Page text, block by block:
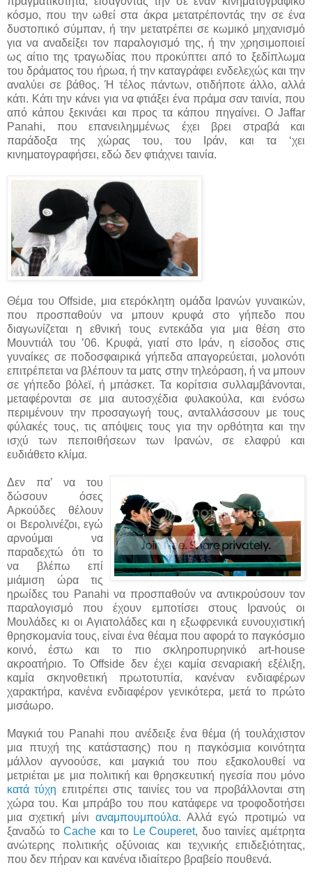
κόσμο, που την ωθεί στα άκρα μετατρέποντάς την σε ένα
δυστοπικό σύμπαν, ή την μετατρέπει σε κωμικό μηχανισμό
για να αναδείξει τον παραλογισμό της, ή την χρησιμοποιεί
ως αίτιο της τραγωδίας που προκύπτει από το ξεδίπλωμα
του δράματος του ήρωα, ή την καταγράφει ενδελεχώς και την
αναλύει σε βάθος. Ή τέλος πάντων, οτιδήποτε άλλο, αλλά
κάτι. Κάτι την κάνει για να φτιάξει ένα πράμα σαν ταινία, που
από κάπου ξεκινάει και προς τα κάπου πηγαίνει. Ο Jaffar
Panahi, που επανειλημμένως έχει βρει στραβά και
παράδοξα της χώρας του, του Ιράν, και τα ‘χει
κινηματογραφήσει, εδώ δεν φτιάχνει ταινία.
Θέμα του Offside, μια ετερόκλητη ομάδα Ιρανών γυναικών,
που προσπαθούν να μπουν κρυφά στο γήπεδο που
διαγωνίζεται η εθνική τους εντεκάδα για μια θέση στο
Μουντιάλ του ’06. Κρυφά, γιατί στο Ιράν, η είσοδος στις
γυναίκες σε ποδοσφαιρικά γήπεδα απαγορεύεται, μολονότι
επιτρέπεται να βλέπουν τα ματς στην τηλεόραση, ή να μπουν
σε γήπεδο βόλεϊ, ή μπάσκετ. Τα κορίτσια συλλαμβάνονται,
μεταφέρονται σε μια αυτοσχέδια φυλακούλα, και ενόσω
περιμένουν την προσαγωγή τους, ανταλλάσσουν με τους
φύλακές τους, τις απόψεις τους για την ορθότητα και την
ισχύ των πεποιθήσεων των Ιρανών, σε ελαφρύ και
ευδιάθετο κλίμα.
Δεν πα’ να του
δώσουν όσες
Αρκούδες θέλουν
οι Βερολινέζοι, εγώ
αρνούμαι να
παραδεχτώ ότι το
να βλέπω επί
μιάμιση ώρα τις
ηρωίδες του Panahi να προσπαθούν να αντικρούσουν τον
παραλογισμό που έχουν εμποτίσει στους Ιρανούς οι
Μουλάδες κι οι Αγιατολάδες και η εξωφρενικά ευνουχιστική
θρησκομανία τους, είναι ένα θέαμα που αφορά το παγκόσμιο
κοινό, έστω και το πιο σκληροπυρηνικό art-house
ακροατήριο. To Offside δεν έχει καμία σεναριακή εξέλιξη,
καμία σκηνοθετική πρωτοτυπία, κανέναν ενδιαφέρων
χαρακτήρα, κανένα ενδιαφέρον γενικότερα, μετά το πρώτο
μισάωρο.
Μαγκιά του Panahi που ανέδειξε ένα θέμα (ή τουλάχιστον
μια πτυχή της κατάστασης) που η παγκόσμια κοινότητα
μάλλον αγνοούσε, και μαγκιά του που εξακολουθεί να
μετριέται με μια πολιτική και θρησκευτική ηγεσία που μόνο
κατά τύχη επιτρέπει στις ταινίες του να προβάλλονται στη
χώρα του. Και μπράβο του που κατάφερε να τροφοδοτήσει
μια σχετική μίνι αναμπουμπούλα. Αλλά εγώ προτιμώ να
ξαναδώ τοCache και το Le Couperet, δυο ταινίες αμέτρητα
ανώτερης πολιτικής οξύνοιας και τεχνικής επιδεξιότητας,
που δεν πήραν και κανένα ιδιαίτερο βραβείο πουθενά.